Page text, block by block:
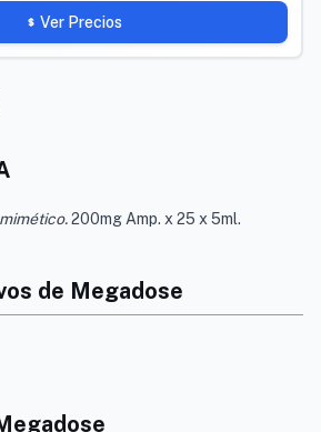
Ver Precios
200mg Amp. x 25 x 5ml.
de Megadose